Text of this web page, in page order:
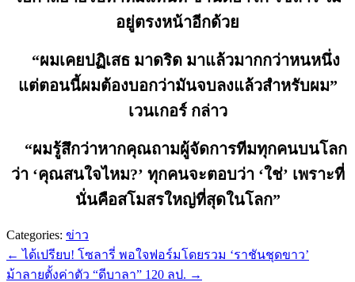
อยู่ตรงหน้าอีกด้วย
“ผมเคยปฏิเสธ มาดริด มาแล้วมากกว่าหนหนึ่ง
แต่ตอนนี้ผมต้องบอกว่ามันจบลงแล้วสำหรับผม”
เวนเกอร์ กล่าว
“ผมรู้สึกว่าหากคุณถามผู้จัดการทีมทุกคนบนโลก
ว่า ‘คุณสนใจไหม?’ ทุกคนจะตอบว่า ‘ใช่’ เพราะที่
นั่นคือสโมสรใหญ่ที่สุดในโลก”
Categories: ข่าว
← ได้เปรียบ! โซลารี่ พอใจฟอร์มโดยรวม ‘ราชันชุดขาว’
ม้าลายตั้งค่าตัว “ดีบาลา” 120 ลป. →